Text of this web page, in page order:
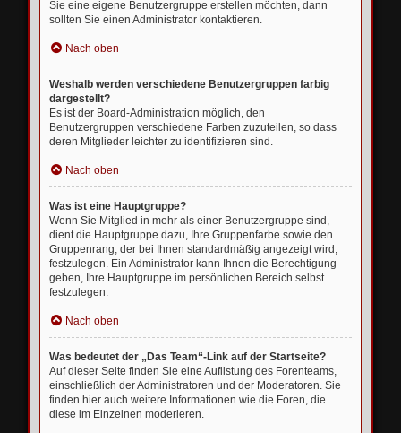
Sie eine eigene Benutzergruppe erstellen möchten, dann
sollten Sie einen Administrator kontaktieren.
Nach oben
Weshalb werden verschiedene Benutzergruppen farbig
dargestellt?
Es ist der Board-Administration möglich, den
Benutzergruppen verschiedene Farben zuzuteilen, so dass
deren Mitglieder leichter zu identifizieren sind.
Nach oben
Was ist eine Hauptgruppe?
Wenn Sie Mitglied in mehr als einer Benutzergruppe sind,
dient die Hauptgruppe dazu, Ihre Gruppenfarbe sowie den
Gruppenrang, der bei Ihnen standardmäßig angezeigt wird,
festzulegen. Ein Administrator kann Ihnen die Berechtigung
geben, Ihre Hauptgruppe im persönlichen Bereich selbst
festzulegen.
Nach oben
Was bedeutet der „Das Team“-Link auf der Startseite?
Auf dieser Seite finden Sie eine Auflistung des Forenteams,
einschließlich der Administratoren und der Moderatoren. Sie
finden hier auch weitere Informationen wie die Foren, die
diese im Einzelnen moderieren.